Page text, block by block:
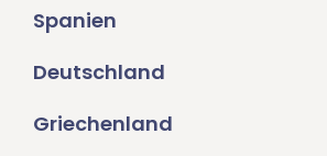
Spanien
Deutschland
Griechenland